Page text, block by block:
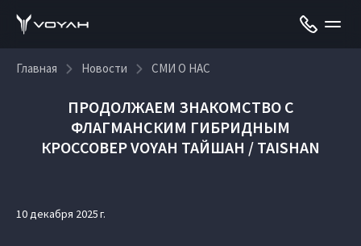
Главная Новости СМИ О НАС
ПРОДОЛЖАЕМ ЗНАКОМСТВО С
ФЛАГМАНСКИМ ГИБРИДНЫМ
КРОССОВЕР VOYAH ТАЙШАН / TAISHAN
10 декабря 2025 г.